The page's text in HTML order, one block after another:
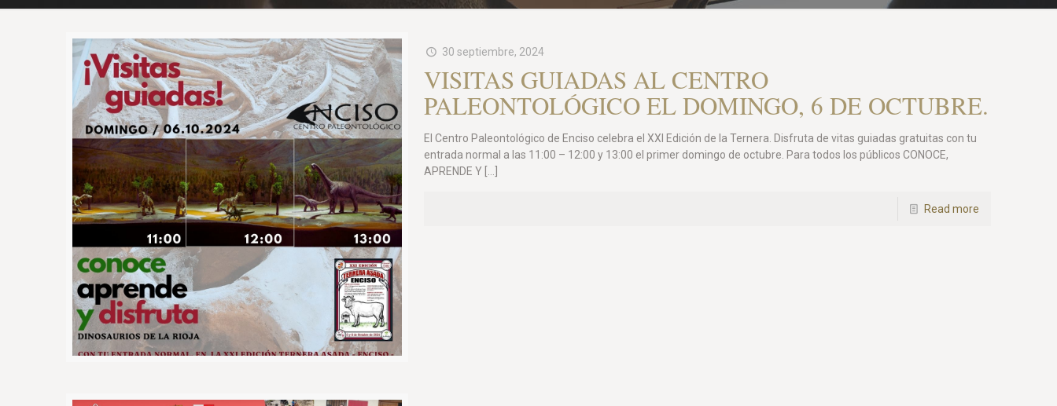
30 septiembre, 2024
VISITAS GUIADAS AL CENTRO
PALEONTOLÓGICO EL DOMINGO, 6 DE OCTUBRE.
El Centro Paleontológico de Enciso celebra el XXI Edición de la Ternera. Disfruta de vitas guiadas gratuitas con tu
entrada normal a las 11:00 – 12:00 y 13:00 el primer domingo de octubre. Para todos los públicos CONOCE,
APRENDE Y
Read more